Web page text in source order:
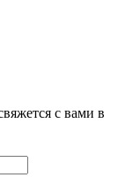
с вами в